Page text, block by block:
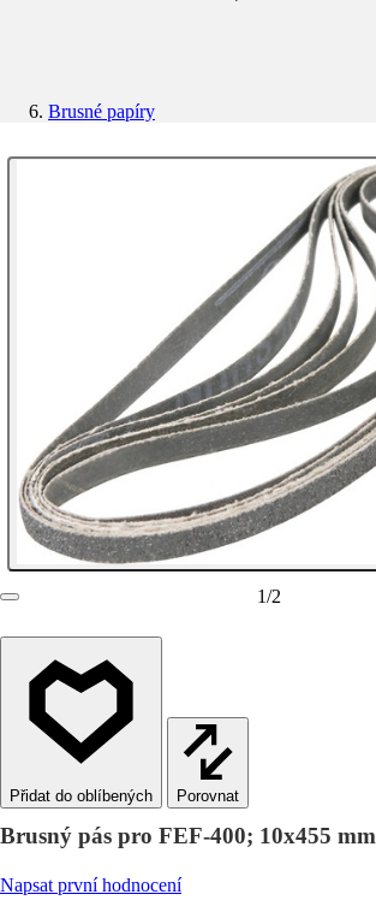
Brusné papíry
1/2
Porovnat
Brusný pás pro FEF-400; 10x455 mm
Napsat první hodnocení